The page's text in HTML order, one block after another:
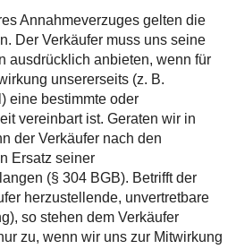
Annahmeverzuges gelten die
Der Verkäufer muss uns seine
ausdrücklich anbieten, wenn für
unsererseits (z. B.
eine bestimmte oder
vereinbart ist. Geraten wir in
der Verkäufer nach den
Ersatz seiner
(§ 304 BGB). Betrifft der
herzustellende, unvertretbare
so stehen dem Verkäufer
zu, wenn wir uns zur Mitwirkung